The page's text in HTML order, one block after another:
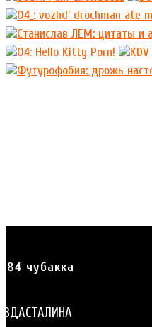
чубакка